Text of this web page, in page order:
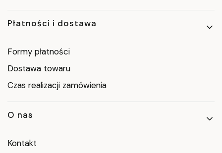
Płatności i dostawa
Formy płatności
Dostawa towaru
Czas realizacji zamówienia
O nas
Kontakt